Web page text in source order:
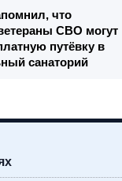
что
СВО могут
путёвку в
санаторий